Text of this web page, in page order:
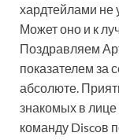
хардтейлами не
Может оно и к
Поздравляем
показателем за
абсолюте.
знакомых в
команду Discoв